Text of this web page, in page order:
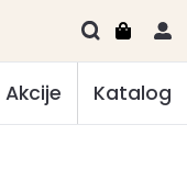
Akcije Katalog